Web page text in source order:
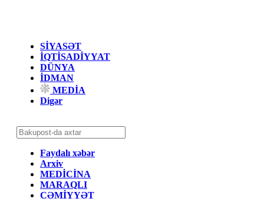
SİYASƏT
İQTİSADİYYAT
DÜNYA
İDMAN
MEDİA
Digər
Faydalı xəbər
Arxiv
MEDİCİNA
MARAQLI
CƏMİYYƏT